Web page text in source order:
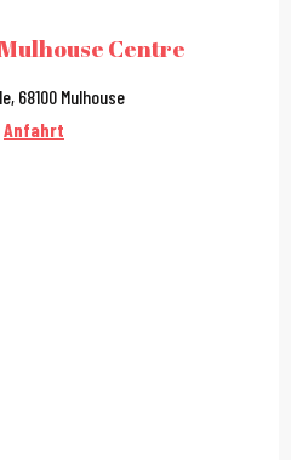
Centre
68100 Mulhouse
Anfahrt